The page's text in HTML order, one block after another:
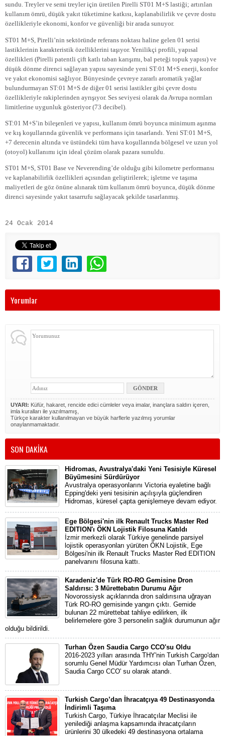
sundu. Treyler ve semi treyler için üretilen Pirelli ST01 M+S lastiği; artırılan
kullanım ömrü, düşük yakıt tüketimine katkısı, kaplanabilirlik ve çevre dostu
özellikleriyle ekonomi, konfor ve güvenliği bir arada sunuyor.
ST01 M+S, Pirelli’nin sektöründe referans noktası haline gelen 01 serisi
lastiklerinin karakteristik özelliklerini taşıyor. Yenilikçi profili, yapısal
özellikleri (Pirelli patentli çift katlı taban karışımı, bal peteği topuk yapısı) ve
düşük dönme direnci sağlayan yapısı sayesinde yeni ST:01 M+S enerji, konfor
ve yakıt ekonomisi sağlıyor. Bünyesinde çevreye zararlı aromatik yağlar
bulundurmayan ST:01 M+S de diğer 01 serisi lastikler gibi çevre dostu
özellikleriyle rakiplerinden ayrışıyor. Ses seviyesi olarak da Avrupa normları
limitlerine uygunluk gösteriyor (73 decibel).
ST:01 M+S’in bileşenleri ve yapısı, kullanım ömrü boyunca minimum aşınma
ve kış koşullarında güvenlik ve performans için tasarlandı. Yeni ST:01 M+S,
+7 derecenin altında ve üstündeki tüm hava koşullarında bölgesel ve uzun yol
(otoyol) kullanımı için ideal çözüm olarak pazara sunuldu.
ST01 M+S, ST01 Base ve Neverending’de olduğu gibi kilometre performansı
ve kaplanabilirlik özellikleri açısından geliştirilerek; işletme ve taşıma
maliyetleri de göz önüne alınarak tüm kullanım ömrü boyunca, düşük dönme
direnci sayesinde yakıt tasarrufu sağlayacak şekilde tasarlanmış.
24 Ocak 2014
Yorumlar
UYARI: Küfür, hakaret, rencide edici cümleler veya imalar, inançlara saldırı içeren,
imla kuralları ile yazılmamış,
Türkçe karakter kullanılmayan ve büyük harflerle yazılmış yorumlar
onaylanmamaktadır.
SON DAKİKA
Hidromas, Avustralya'daki Yeni Tesisiyle Küresel
Büyümesini Sürdürüyor
Avustralya operasyonlarını Victoria eyaletine bağlı
Epping'deki yeni tesisinin açılışıyla güçlendiren
Hidromas, küresel çapta genişlemeye devam ediyor.
Ege Bölgesi'nin ilk Renault Trucks Master Red
EDITION'ı ÖKN Lojistik Filosuna Katıldı
İzmir merkezli olarak Türkiye genelinde parsiyel
lojistik operasyonları yürüten ÖKN Lojistik, Ege
Bölgesi'nin ilk Renault Trucks Master Red EDITION
panelvanını filosuna kattı.
Karadeniz'de Türk RO-RO Gemisine Dron
Saldırısı: 3 Mürettebatın Durumu Ağır
Novorossiysk açıklarında dron saldırısına uğrayan
Türk RO-RO gemisinde yangın çıktı. Gemide
bulunan 22 mürettebat tahliye edilirken, ilk
belirlemelere göre 3 personelin sağlık durumunun ağır
olduğu bildirildi.
Turhan Özen Saudia Cargo CCO'su Oldu
2016-2023 yılları arasında THY'nin Turkish Cargo'dan
sorumlu Genel Müdür Yardımcısı olan Turhan Özen,
Saudia Cargo CCO' su olarak atandı.
Turkish Cargo’dan İhracatçıya 49 Destinasyonda
İndirimli Taşıma
Turkish Cargo, Türkiye İhracatçılar Meclisi ile
yenilediği anlaşma kapsamında ihracatçıların
ürünlerini 30 ülkedeki 49 destinasyona ortalama